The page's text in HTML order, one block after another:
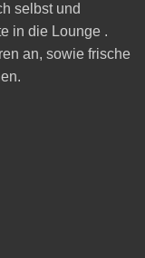
selbst und
in die Lounge .
an, sowie frische